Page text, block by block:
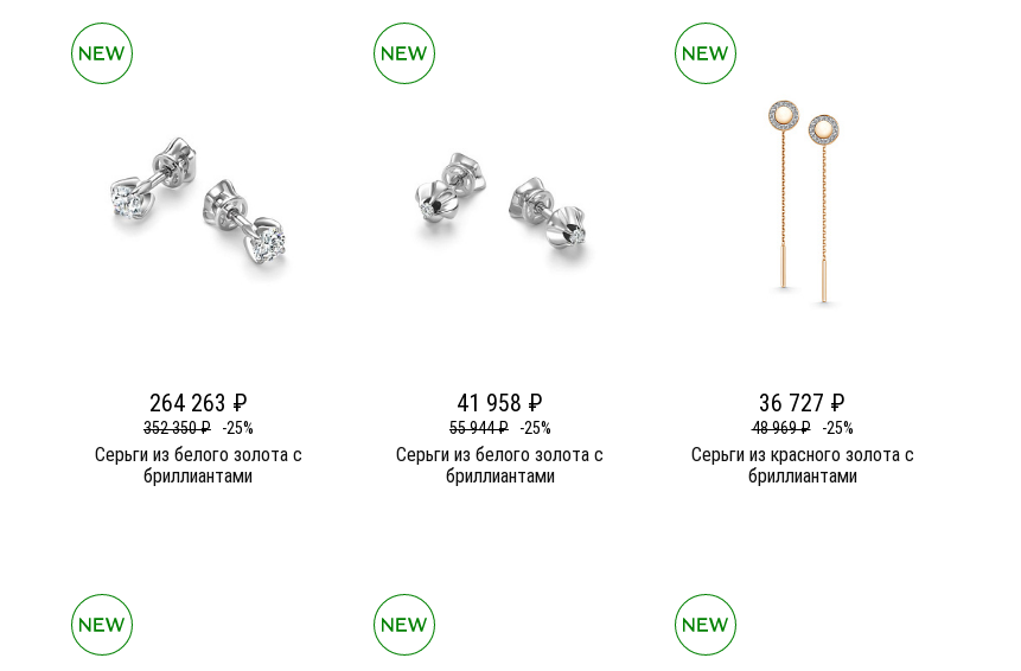
264 263 ₽
352 350 ₽ -25%
Серьги из белого золота c
бриллиантами
41 958 ₽
55 944 ₽ -25%
Серьги из белого золота c
бриллиантами
36 727 ₽
48 969 ₽ -25%
Серьги из красного золота c
бриллиантами